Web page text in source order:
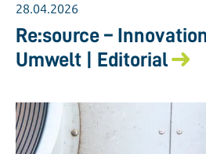
28.04.2026
Re:source –
Umwelt | Editorial